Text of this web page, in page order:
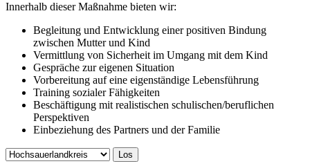
Innerhalb dieser Maßnahme bieten wir:
Begleitung und Entwicklung einer positiven Bindung
zwischen Mutter und Kind
Vermittlung von Sicherheit im Umgang mit dem Kind
Gespräche zur eigenen Situation
Vorbereitung auf eine eigenständige Lebensführung
Training sozialer Fähigkeiten
Beschäftigung mit realistischen schulischen/beruflichen
Perspektiven
Einbeziehung des Partners und der Familie